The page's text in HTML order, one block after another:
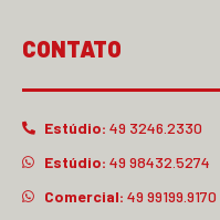
CONTATO
Estúdio: 49 3246.2330
Estúdio: 49 98432.5274
Comercial: 49 99199.9170